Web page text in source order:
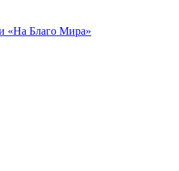
«На Благо Мира»